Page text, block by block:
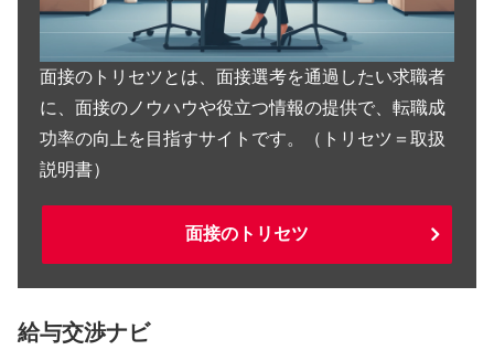
面接のトリセツとは、面接選考を通過したい求職者
に、面接のノウハウや役立つ情報の提供で、転職成
功率の向上を目指すサイトです。（トリセツ＝取扱
説明書）
面接のトリセツ
給与交渉ナビ